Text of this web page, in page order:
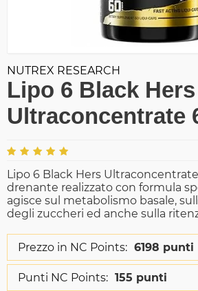
NUTREX RESEARCH
Lipo 6 Black Hers
Ultraconcentrate
Lipo 6 Black Hers
drenante realizzato con formula
agisce sul metabolismo basale,
degli zuccheri ed anche sulla
Prezzo in NC Points: 6198 punti
Punti NC Points: 155 punti